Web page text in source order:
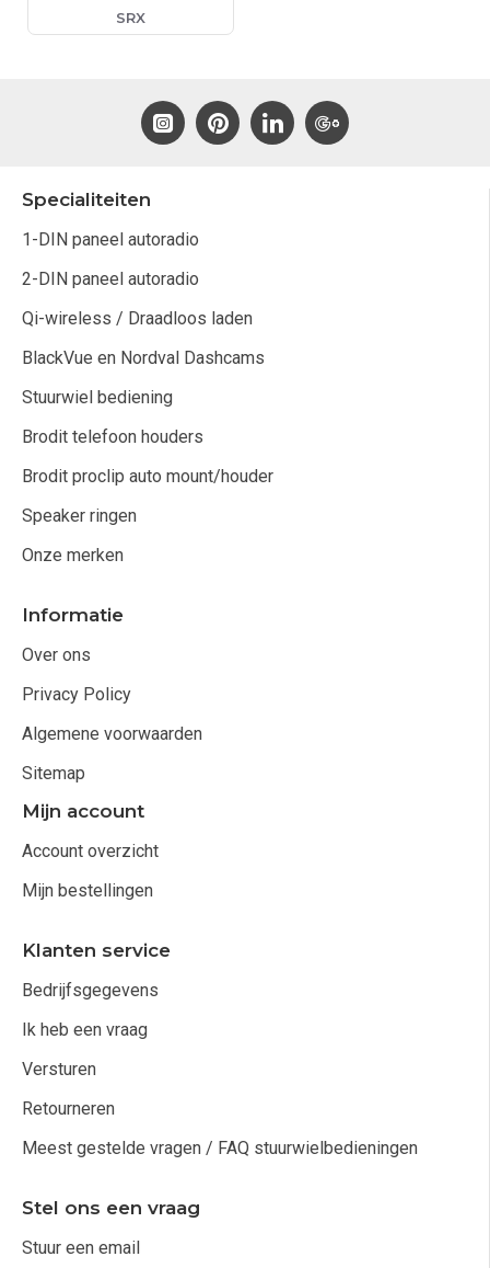
SRX
Specialiteiten
1-DIN paneel autoradio
2-DIN paneel autoradio
Qi-wireless / Draadloos laden
BlackVue en Nordval Dashcams
Stuurwiel bediening
Brodit telefoon houders
Brodit proclip auto mount/houder
Speaker ringen
Onze merken
Informatie
Over ons
Privacy Policy
Algemene voorwaarden
Sitemap
Mijn account
Account overzicht
Mijn bestellingen
Klanten service
Bedrijfsgegevens
Ik heb een vraag
Versturen
Retourneren
Meest gestelde vragen / FAQ stuurwielbedieningen
Stel ons een vraag
Stuur een email